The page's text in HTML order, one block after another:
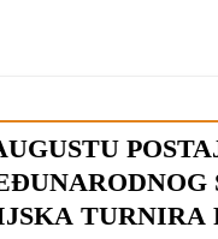
TURNIRA